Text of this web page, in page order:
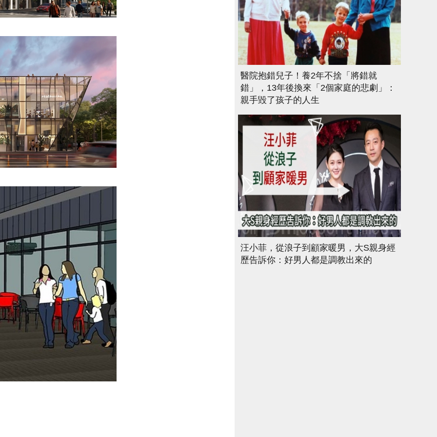
醫院抱錯兒子！養2年不捨「將錯就
錯」，13年後換來「2個家庭的悲劇」：
親手毀了孩子的人生
汪小菲，從浪子到顧家暖男，大S親身經
歷告訴你：好男人都是調教出來的